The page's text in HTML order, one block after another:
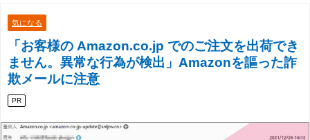
気になる
「お客様の Amazon.co.jp でのご注文を出荷でき
ません。異常な行為が検出」Amazonを謳った詐
欺メールに注意
PR